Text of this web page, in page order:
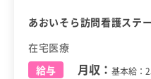
あおいそら訪問看護ステ
在宅医療
給与
月収： 基本給：